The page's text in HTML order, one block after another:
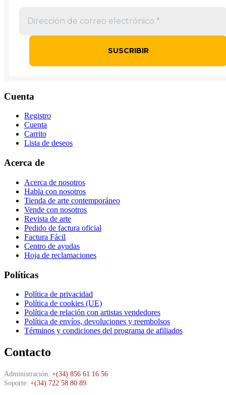
Cuenta
Registro
Cuenta
Carrito
Lista de deseos
Acerca de
Acerca de nosotros
Habla con nosotros
Tienda de arte contemporáneo
Vende con nosotros
Revista de arte
Pedido de factura oficial
Factura Fácil
Centro de ayudas
Hoja de reclamaciones
Políticas
Política de privacidad
Política de cookies (UE)
Política de relación con artistas vendedores
Política de envíos, devoluciones y reembolsos
Términos y condiciones del programa de afiliados
Contacto
Administración: +(34) 856 61 16 56
Soporte: +(34) 722 58 80 89